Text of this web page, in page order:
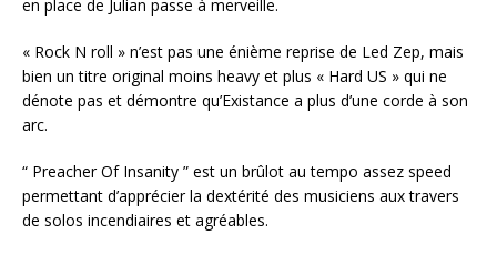
en place de Julian passe à merveille.
« Rock N roll » n’est pas une énième reprise de Led Zep, mais
bien un titre original moins heavy et plus « Hard US » qui ne
dénote pas et démontre qu’Existance a plus d’une corde à son
arc.
“ Preacher Of Insanity ” est un brûlot au tempo assez speed
permettant d’apprécier la dextérité des musiciens aux travers
de solos incendiaires et agréables.